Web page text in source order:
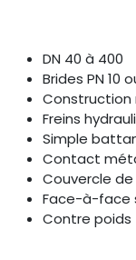
DN 40 à 400
Brides PN 10
Construction
Freins
Simple
Contact
Couvercle
Face-à-face
Contre poids